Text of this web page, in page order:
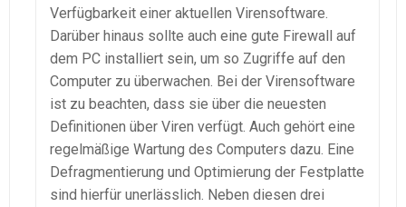
Verfügbarkeit einer aktuellen Virensoftware.
Darüber hinaus sollte auch eine gute Firewall auf
dem PC installiert sein, um so Zugriffe auf den
Computer zu überwachen. Bei der Virensoftware
ist zu beachten, dass sie über die neuesten
Definitionen über Viren verfügt. Auch gehört eine
regelmäßige Wartung des Computers dazu. Eine
Defragmentierung und Optimierung der Festplatte
sind hierfür unerlässlich. Neben diesen drei